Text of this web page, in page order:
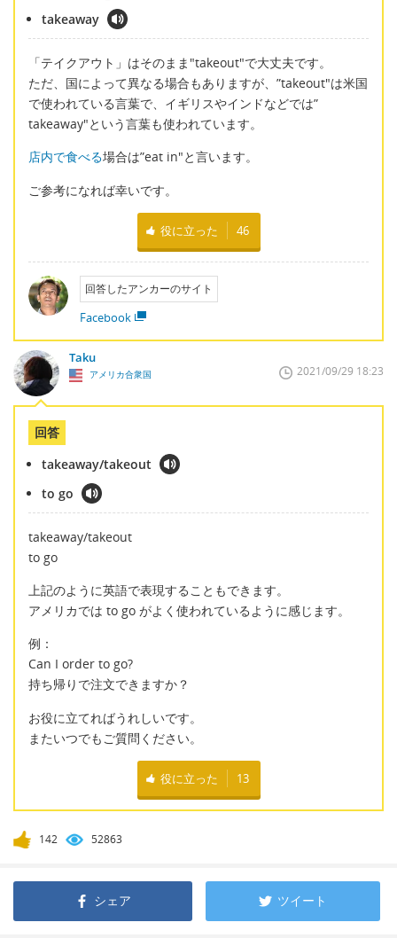
takeaway
「テイクアウト」はそのまま"takeout"で大丈夫です。
ただ、国によって異なる場合もありますが、”takeout"は米国
で使われている言葉で、イギリスやインドなどでは”
takeaway"という言葉も使われています。
店内で食べる場合は”eat in"と言います。
ご参考になれば幸いです。
役に立った 46
回答したアンカーのサイト
Facebook
Taku
アメリカ合衆国 2021/09/29 18:23
回答
takeaway/takeout
to go
takeaway/takeout
to go
上記のように英語で表現することもできます。
アメリカでは to go がよく使われているように感じます。
例：
Can I order to go?
持ち帰りで注文できますか？
お役に立てればうれしいです。
またいつでもご質問ください。
役に立った 13
142 52863
シェア ツイート